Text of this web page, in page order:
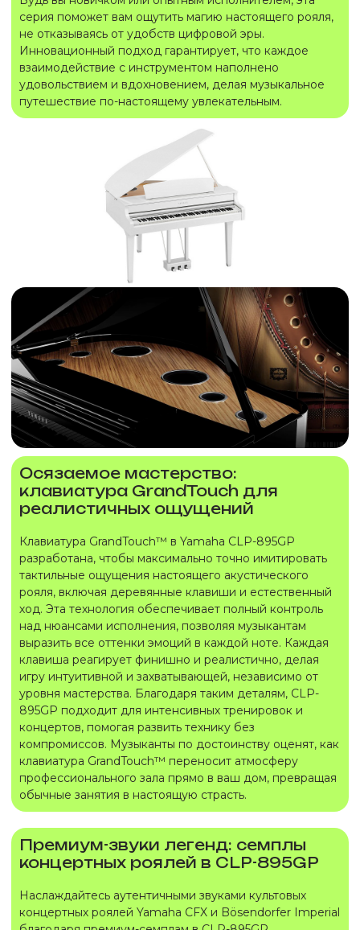
серия поможет вам ощутить магию настоящего рояля,
не отказываясь от удобств цифровой эры.
Инновационный подход гарантирует, что каждое
взаимодействие с инструментом наполнено
удовольствием и вдохновением, делая музыкальное
путешествие по-настоящему увлекательным.
Осязаемое мастерство:
клавиатура GrandTouch для
реалистичных ощущений
Клавиатура GrandTouch™ в Yamaha CLP-895GP
разработана, чтобы максимально точно имитировать
тактильные ощущения настоящего акустического
рояля, включая деревянные клавиши и естественный
ход. Эта технология обеспечивает полный контроль
над нюансами исполнения, позволяя музыкантам
выразить все оттенки эмоций в каждой ноте. Каждая
клавиша реагирует финишно и реалистично, делая
игру интуитивной и захватывающей, независимо от
уровня мастерства. Благодаря таким деталям, CLP-
895GP подходит для интенсивных тренировок и
концертов, помогая развить технику без
компромиссов. Музыканты по достоинству оценят, как
клавиатура GrandTouch™ переносит атмосферу
профессионального зала прямо в ваш дом, превращая
обычные занятия в настоящую страсть.
Премиум-звуки легенд: семплы
концертных роялей в CLP-895GP
Наслаждайтесь аутентичными звуками культовых
концертных роялей Yamaha CFX и Bösendorfer Imperial